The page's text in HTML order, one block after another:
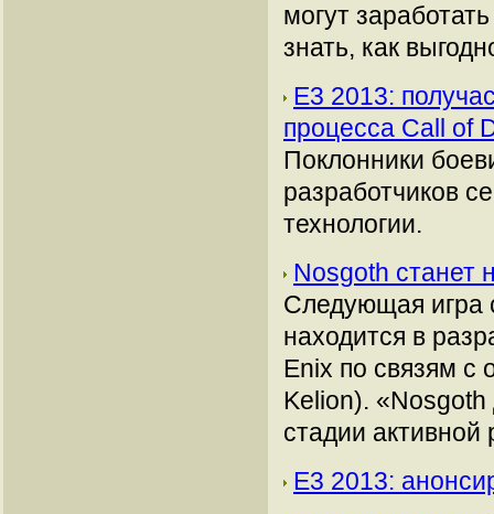
могут
знать, как
E3 2013:
процесса Call of
Поклонники
разработчиков
технологии.
Nosgoth станет
Следующая игра
находится в
Enix по связям с
Kelion). «Nosgoth
стадии активной
Е3 2013: